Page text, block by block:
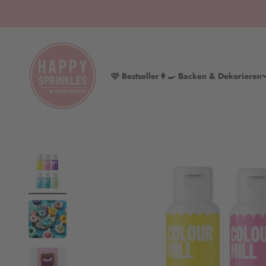
🩷 Bestseller👩‍🍳 Backen & Dekorieren
HAPPY SPRINKLES | D2C